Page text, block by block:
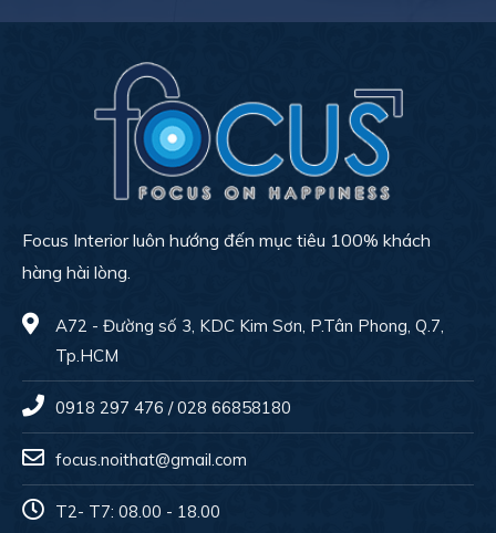
Focus Interior luôn hướng đến mục tiêu 100% khách
hàng hài lòng.
A72 - Đường số 3, KDC Kim Sơn, P.Tân Phong, Q.7,
Tp.HCM
0918 297 476 / 028 66858180
focus.noithat@gmail.com
T2- T7: 08.00 - 18.00